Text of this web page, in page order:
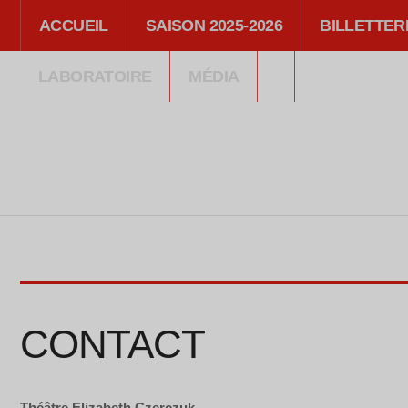
ACCUEIL SAISON 2025-2026
LABORATOIRE MÉDIA
CONTACT